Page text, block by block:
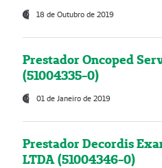
18 de Outubro de 2019
Prestador Oncoped
(51004335-0)
01 de Janeiro de 2019
Prestador Decordis
LTDA (51004346-0)